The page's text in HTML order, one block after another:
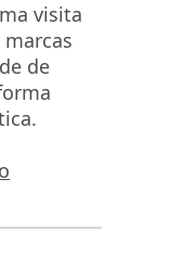
visita
de